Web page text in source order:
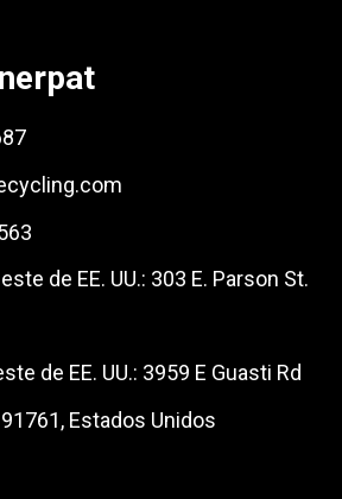
de EE. UU.: 303 E. Parson St.
de EE. UU.: 3959 E Guasti Rd
Estados Unidos